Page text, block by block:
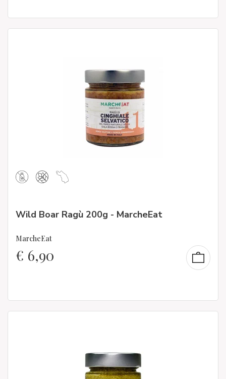
Wild Boar Ragù 200g - MarcheEat
MarcheEat
€ 6,90